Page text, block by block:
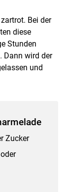
Bei der
diese
Stunden
Dann wird der
und
Zucker